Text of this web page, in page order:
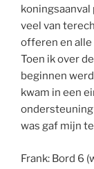
veel van
offeren en
Toen ik over
beginnen
kwam in een
ondersteuning
was gaf mijn
Frank: Bord 6